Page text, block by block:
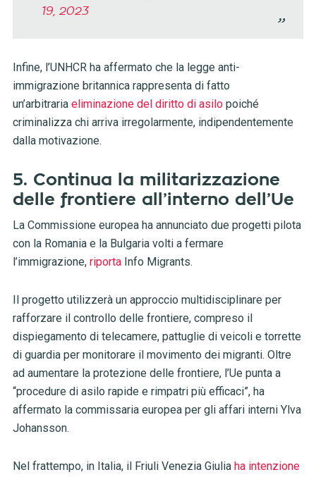
19, 2023
Infine, l’UNHCR ha affermato che la legge anti-
immigrazione britannica rappresenta di fatto
un’arbitraria eliminazione del diritto di asilopoiché
criminalizza chi arriva irregolarmente, indipendentemente
dalla motivazione.
5. Continua la militarizzazione
delle frontiere all’interno dell’Ue
La Commissione europea ha annunciato due progetti pilota
con la Romania e la Bulgaria volti a fermare
l’immigrazione, riportaInfo Migrants.
Il progetto utilizzerà un approccio multidisciplinare per
rafforzare il controllo delle frontiere, compreso il
dispiegamento di telecamere, pattuglie di veicoli e torrette
di guardia per monitorare il movimento dei migranti. Oltre
ad aumentare la protezione delle frontiere, l’Ue punta a
“procedure di asilo rapide e rimpatri più efficaci”, ha
affermato la commissaria europea per gli affari interni Ylva
Johansson.
Nel frattempo, in Italia, il Friuli Venezia Giulia ha intenzione